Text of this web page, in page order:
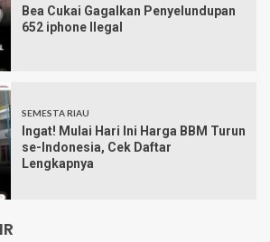
Bea Cukai Gagalkan Penyelundupan
652 iphone Ilegal
SEMESTA RIAU
Ingat! Mulai Hari Ini Harga BBM Turun
se-Indonesia, Cek Daftar
Lengkapnya